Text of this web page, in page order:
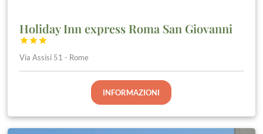
Holiday Inn express Roma San Giovanni



Via Assisi 51 - Rome
INFORMAZIONI